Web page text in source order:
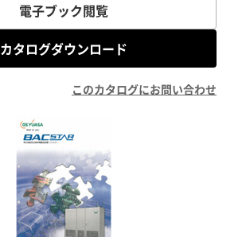
電子ブック閲覧
カタログダウンロード
このカタログにお問い合わせ